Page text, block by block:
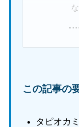
この記事の
タピオカ